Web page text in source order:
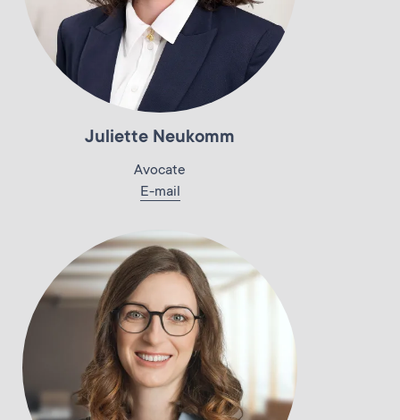
Juliette Neukomm
Avocate
E-mail